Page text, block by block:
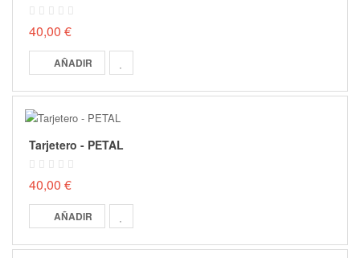
40,00 €
AÑADIR
Tarjetero - PETAL
40,00 €
AÑADIR